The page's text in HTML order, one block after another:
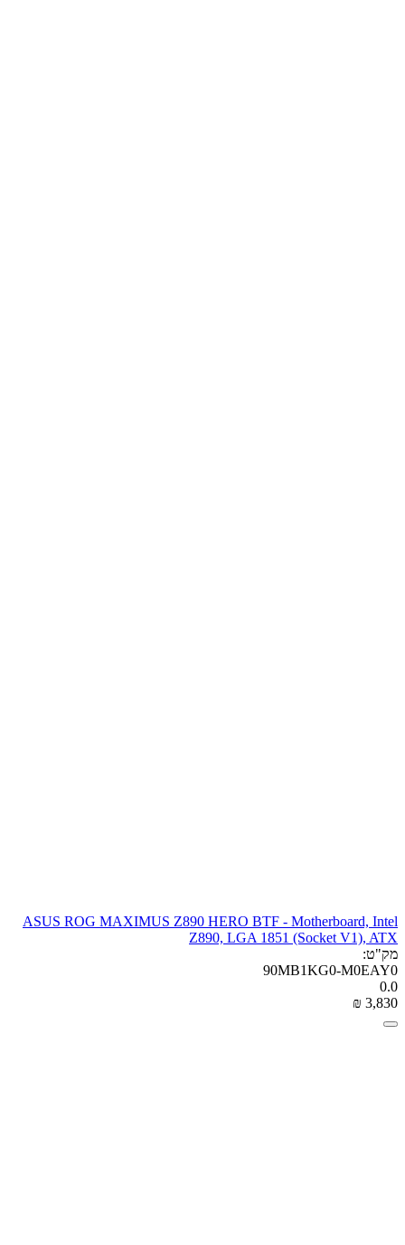
ASUS ROG MAXIMUS Z890 HERO BTF - Motherboard, Intel
Z890, LGA 1851 (Socket V1), ATX
מק"ט:
90MB1KG0-M0EAY0
0.0
₪ 3,830